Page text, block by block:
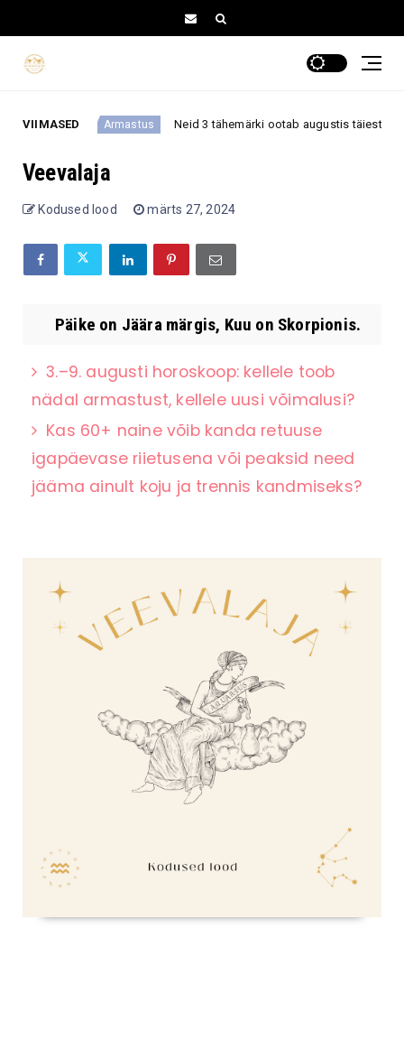
VIIMASED
valima? Armastus Neid 3 tähemärki ootab augustis täiesti
Veevalaja
Kodused lood märts 27, 2024
Päike on Jäära märgis, Kuu on Skorpionis.
3.–9. augusti horoskoop: kellele toob
nädal armastust, kellele uusi võimalusi?
Kas 60+ naine võib kanda retuuse
igapäevase riietusena või peaksid need
jääma ainult koju ja trennis kandmiseks?